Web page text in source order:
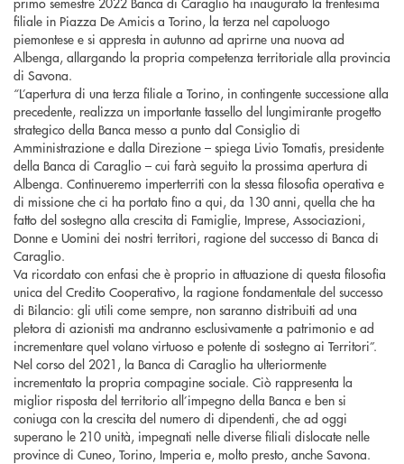
filiale in Piazza De Amicis a Torino, la terza nel capoluogo
piemontese e si appresta in autunno ad aprirne una nuova ad
Albenga, allargando la propria competenza territoriale alla provincia
di Savona.
“L’apertura di una terza filiale a Torino, in contingente successione alla
precedente, realizza un importante tassello del lungimirante progetto
strategico della Banca messo a punto dal Consiglio di
Amministrazione e dalla Direzione – spiega Livio Tomatis, presidente
della Banca di Caraglio – cui farà seguito la prossima apertura di
Albenga. Continueremo imperterriti con la stessa filosofia operativa e
di missione che ci ha portato fino a qui, da 130 anni, quella che ha
fatto del sostegno alla crescita di Famiglie, Imprese, Associazioni,
Donne e Uomini dei nostri territori, ragione del successo di Banca di
Caraglio.
Va ricordato con enfasi che è proprio in attuazione di questa filosofia
unica del Credito Cooperativo, la ragione fondamentale del successo
di Bilancio: gli utili come sempre, non saranno distribuiti ad una
pletora di azionisti ma andranno esclusivamente a patrimonio e ad
incrementare quel volano virtuoso e potente di sostegno ai Territori”.
Nel corso del 2021, la Banca di Caraglio ha ulteriormente
incrementato la propria compagine sociale. Ciò rappresenta la
miglior risposta del territorio all’impegno della Banca e ben si
coniuga con la crescita del numero di dipendenti, che ad oggi
superano le 210 unità, impegnati nelle diverse filiali dislocate nelle
province di Cuneo, Torino, Imperia e, molto presto, anche Savona.